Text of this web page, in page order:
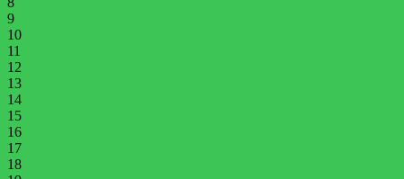
9
10
11
12
13
14
15
16
17
18